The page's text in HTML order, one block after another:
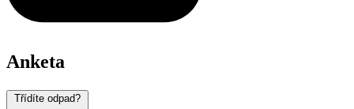
Anketa
Třídíte odpad?